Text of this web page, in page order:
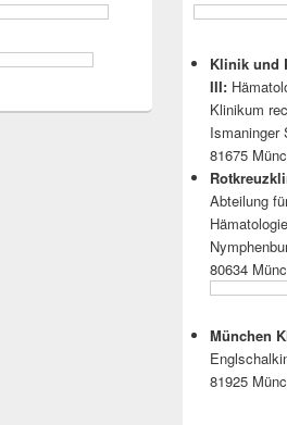
Klinik
III:
Klinikum
Ismaninger
81675
Abteilung
80634
München
81925